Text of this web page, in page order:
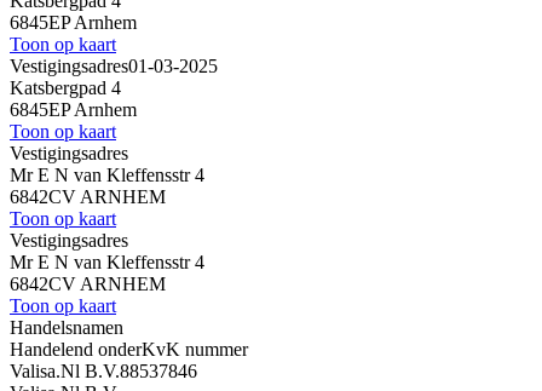
6845EP Arnhem
Toon op kaart
Vestigingsadres01-03-2025
Katsbergpad 4
6845EP Arnhem
Toon op kaart
Vestigingsadres
Mr E N van Kleffensstr 4
6842CV ARNHEM
Toon op kaart
Vestigingsadres
Mr E N van Kleffensstr 4
6842CV ARNHEM
Toon op kaart
Handelsnamen
Handelend onderKvK nummer
Valisa.Nl B.V.88537846